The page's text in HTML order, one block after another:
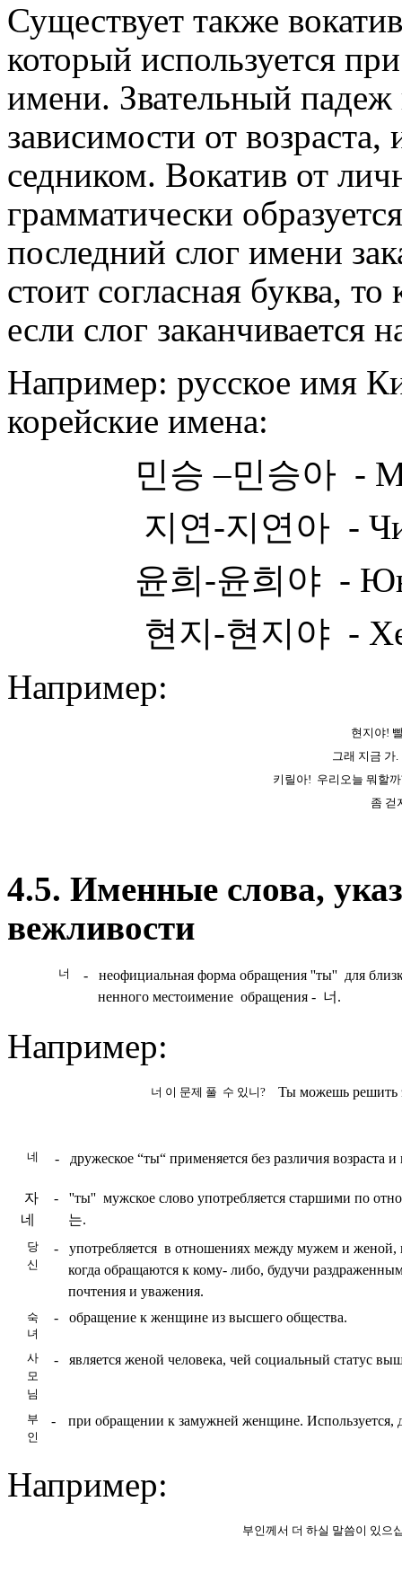
Существует также
который использу­ется
имени. Звательный
зависимо­сти от
седником. Вокатив от
грамматически
послед­ний слог имени
стоит соглас­ная буква,
если слог заканчивается
Например: русское имя
корейские имена:
민승 –민승아 -
지연-지연아 -
윤희-윤희야 -
현지-현지야 -
Например:
현지야!
그래 지
키릴아! 우리오늘 뭐할까
좀
4.5. Именные слова,
вежливо­сти
너 -
неофициальная форма обращения ''ты'' для
нен­ного местоимение обращения - 너.
Например:
너 이 문제 풀 수 있니? Ты можешь решить
네 - дружеское “ты“ применяется без различия возраста
자
네
-
''ты'' мужское слово употребляется старшими по
는.
당
신
-
употребляется в отношениях между мужем и женой,
ко­гда об­раща­ются к кому- либо, будучи
почте­ния и уваже­ния.
숙
녀
- обращение к женщине из высшего общества.
사
모
님
- является женой человека, чей социальный статус
부
인
- при обращении к замужней женщине. Используется,
Например:
부인께서 더 하실 말씀이 있으